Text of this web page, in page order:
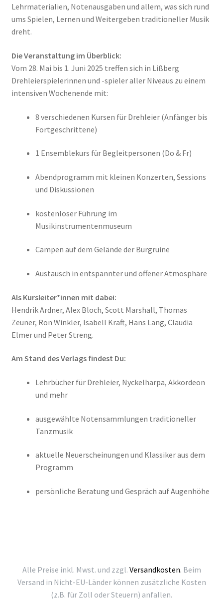
Lehrmaterialien, Notenausgaben und allem, was sich rund
ums Spielen, Lernen und Weitergeben traditioneller Musik
dreht.
Die Veranstaltung im Überblick:
Vom 28. Mai bis 1. Juni 2025 treffen sich in Lißberg
Drehleierspielerinnen und -spieler aller Niveaus zu einem
intensiven Wochenende mit:
8 verschiedenen Kursen für Drehleier (Anfänger bis
Fortgeschrittene)
1 Ensemblekurs für Begleitpersonen (Do & Fr)
Abendprogramm mit kleinen Konzerten, Sessions
und Diskussionen
kostenloser Führung im
Musikinstrumentenmuseum
Campen auf dem Gelände der Burgruine
Austausch in entspannter und offener Atmosphäre
Als Kursleiter*innen mit dabei:
Hendrik Ardner, Alex Bloch, Scott Marshall, Thomas
Zeuner, Ron Winkler, Isabell Kraft, Hans Lang, Claudia
Elmer und Peter Streng.
Am Stand des Verlags findest Du:
Lehrbücher für Drehleier, Nyckelharpa, Akkordeon
und mehr
ausgewählte Notensammlungen traditioneller
Tanzmusik
aktuelle Neuerscheinungen und Klassiker aus dem
Programm
persönliche Beratung und Gespräch auf Augenhöhe
Alle Preise inkl. Mwst. und zzgl. Versandkosten. Beim
Versand in Nicht-EU-Länder können zusätzliche Kosten
(z.B. für Zoll oder Steuern) anfallen.